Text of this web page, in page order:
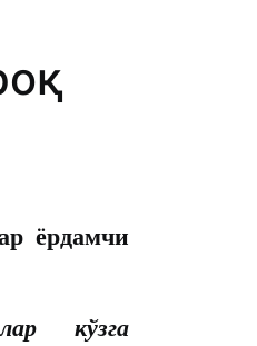
ёрдамчи
кўзга